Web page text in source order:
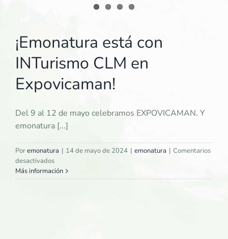
¡Emonatura está con
INTurismo CLM en
Expovicaman!
Del 9 al 12 de mayo celebramos EXPOVICAMAN. Y
emonatura [...]
Poremonatura | 14 de mayo de 2024 | emonatura | Comentarios
desactivadosen
¡Emonatura
Más información